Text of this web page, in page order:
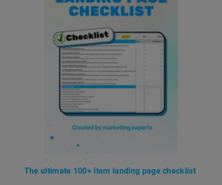
The ultimate 100+ item landing page checklist